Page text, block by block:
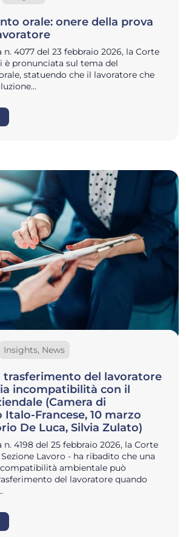
orale: onere della prova
n. 4077 del 23 febbraio 2026, la Corte
è pronunciata sul tema del
statuendo che il lavoratore che
Insights, News
del lavoratore
incompatibilità con il
(Camera di
Francese, 10 marzo
De Luca, Silvia Zulato)
n. 4198 del 25 febbraio 2026, la Corte
Lavoro - ha ribadito che una
ambientale può
del lavoratore quando